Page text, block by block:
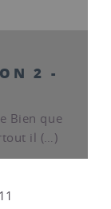
2 -
Bien que
il (…)
11